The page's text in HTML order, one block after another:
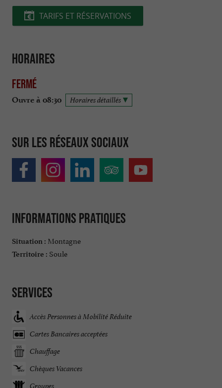
TARIFS ET RÉSERVATIONS
Horaires
Fermé
Ouvre à 08:30 Horaires détaillés
Sur les réseaux sociaux
Informations pratiques
Situation : Montagne
Territoire : Soule
Services
Accès Personnes à Mobilité Réduite
Cartes Bancaires acceptées
Chauffage
Chèques Vacances
Groupes